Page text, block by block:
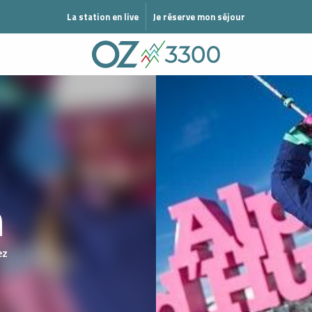
ÉTÉ La station en live Je réserve mon séjour